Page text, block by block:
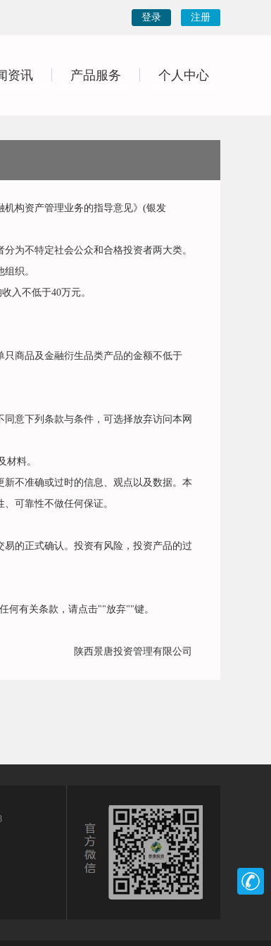
登录 注册
资讯 产品服务 个人中心
构资产管理业务的指导意见》(银发
为不特定社会公众和合格投资者两大类。
织。
入不低于40万元。
商品及金融衍生品类产品的金额不低于
意下列条款与条件，可选择放弃访问本网
材料。
不准确或过时的信息、观点以及数据。本
可靠性不做任何保证。
的正式确认。投资有风险，投资产品的过
有关条款，请点击""放弃""键。
陕西景唐投资管理有限公司